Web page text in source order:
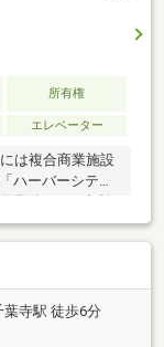
所有権
エレベーター
は複合商業施設
ハーバーシティ
家事動線が
り良好●TVモニ
取に便利な宅
大切なペットと
地内駐車場空有
寺駅 徒歩6分